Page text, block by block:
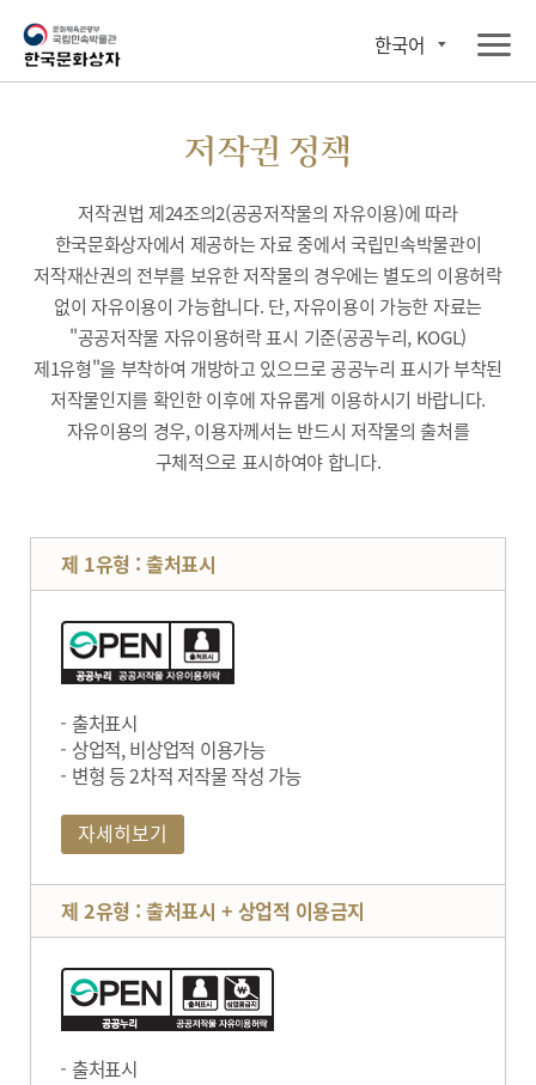
한국어
저작권 정책
저작권법 제24조의2(공공저작물의 자유이용)에 따라
한국문화상자에서 제공하는 자료 중에서 국립민속박물관이
저작재산권의 전부를 보유한 저작물의 경우에는 별도의 이용허락
없이 자유이용이 가능합니다. 단, 자유이용이 가능한 자료는
"공공저작물 자유이용허락 표시 기준(공공누리, KOGL)
제1유형"을 부착하여 개방하고 있으므로 공공누리 표시가 부착된
저작물인지를 확인한 이후에 자유롭게 이용하시기 바랍니다.
자유이용의 경우, 이용자께서는 반드시 저작물의 출처를
구체적으로 표시하여야 합니다.
제 1유형 : 출처표시
출처표시
상업적, 비상업적 이용가능
변형 등 2차적 저작물 작성 가능
자세히보기
제 2유형 : 출처표시 + 상업적 이용금지
출처표시